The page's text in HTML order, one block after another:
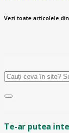
Vezi toate articolele
Te-ar putea